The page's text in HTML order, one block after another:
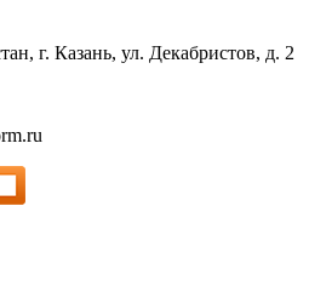
г. Казань, ул. Декабристов, д. 2